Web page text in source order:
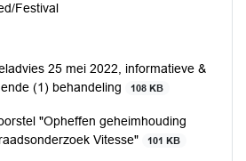
Festival
25 mei 2022, informatieve &
(1) behandeling
108 KB
"Opheffen geheimhouding
Vitesse"
101 KB